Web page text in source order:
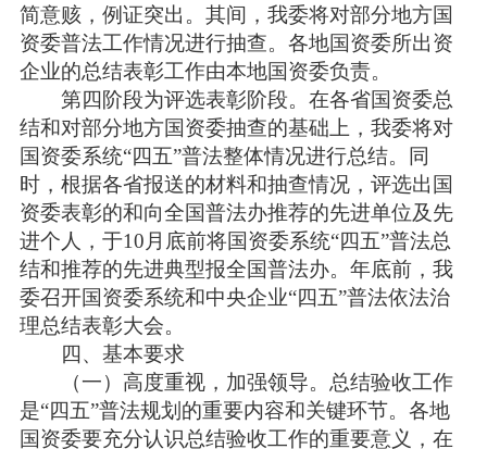
简意赅，例证突出。其间，我委将对部分地方国
资委普法工作情况进行抽查。各地国资委所出资
企业的总结表彰工作由本地国资委负责。
第四阶段为评选表彰阶段。在各省国资委总
结和对部分地方国资委抽查的基础上，我委将对
国资委系统“四五”普法整体情况进行总结。同
时，根据各省报送的材料和抽查情况，评选出国
资委表彰的和向全国普法办推荐的先进单位及先
进个人，于10月底前将国资委系统“四五”普法总
结和推荐的先进典型报全国普法办。年底前，我
委召开国资委系统和中央企业“四五”普法依法治
理总结表彰大会。
四、基本要求
（一）高度重视，加强领导。总结验收工作
是“四五”普法规划的重要内容和关键环节。各地
国资委要充分认识总结验收工作的重要意义，在